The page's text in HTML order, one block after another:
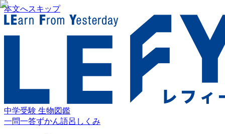
本文へスキップ
中学受験 生物図鑑
一問一答ずかん語呂 しくみ